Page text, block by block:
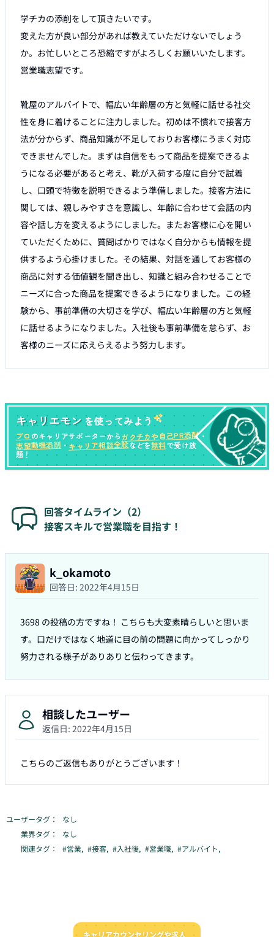
学チカの添削をして頂きたいです。
変えた方が良い部分があれば教えていただけないでしょう
か。お忙しいところ恐縮ですがよろしくお願いいたします。
営業職志望です。
靴屋のアルバイトで、幅広い年齢層の方と気軽に話せる社交
性を身に着けることに注力しました。初めは不慣れで接客方
法が分からず、商品知識が不足しておりお客様にうまく対応
できませんでした。まずは自信をもって商品を提案できるよ
うになる必要があると考え、靴が入荷する度に自分で試着
し、口頭で特徴を説明できるよう準備しました。接客方法に
関しては、親しみやすさを意識し、年齢に合わせて会話の内
容や話し方を変えるようにしました。またお客様に心を開い
ていただくために、質問ばかりではなく自分からも情報を提
供するよう心掛けました。その結果、対話を通してお客様の
商品に対する価値観を聞き出し、知識と組み合わせることで
ニーズに合った商品を提案できるようになりました。この経
験から、事前準備の大切さを学び、幅広い年齢層の方と気軽
に話せるようになりました。入社後も事前準備を怠らず、お
キャリエモン を使ってみよう
プロ のキャリアサポーターからガクチカや自己PR添削・
志望動機添削 ・キャリア相談全般などを無料で受け放
題！
回答タイムライン（2）
接客スキルで営業職を目指す！
k_okamoto
回答日: 2022年4月15日
3698 の投稿の方ですね！ こちらも大変素晴らしいと思いま
す。口だけではなく地道に目の前の問題に向かってしっかり
努力される様子がありありと伝わってきます。
相談したユーザー
返信日: 2022年4月15日
こちらのご返信もありがとうございます！
ユーザータグ：
なし
業界タグ：
なし
関連タグ：
#営業, #接客, #入社後, #営業職, #アルバイト,
キャリアカウンセリングや求人